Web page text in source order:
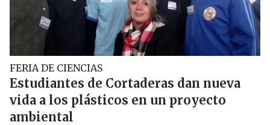
FERIA DE CIENCIAS
Estudiantes de Cortaderas dan nueva
vida a los plásticos en un proyecto
ambiental